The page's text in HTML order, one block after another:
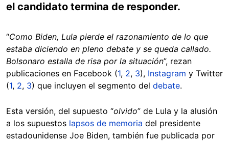
el candidato termina de responder.
“Como Biden, Lula pierde el razonamiento de lo que
estaba diciendo en pleno debate y se queda callado.
Bolsonaro estalla de risa por la situación”, rezan
publicaciones en Facebook (1, 2, 3), Instagram y Twitter
(1, 2, 3) que incluyen el segmento del debate.
Esta versión, del supuesto “olvido” de Lula y la alusión
a los supuestos lapsos de memoria del presidente
estadounidense Joe Biden, también fue publicada por